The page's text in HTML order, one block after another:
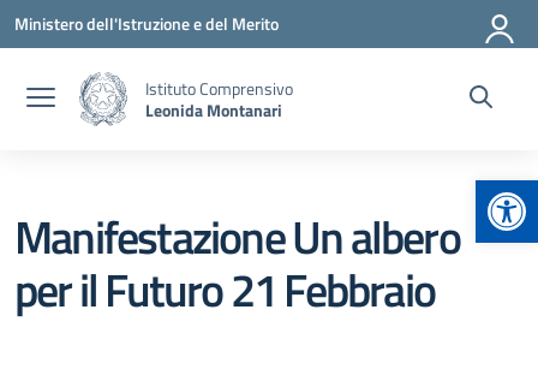
Vai ai contenuti
Vai al menu di navigazione
Vai al footer
Ministero dell'Istruzione e del Merito
Istituto Comprensivo
Leonida Montanari
Manifestazione Un albero
per il Futuro 21 Febbraio